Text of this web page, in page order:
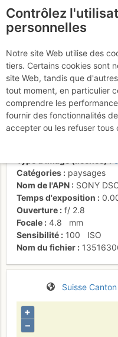
Le
Activités
Date/heure
Catégories
paysages
Nom de l'APN
SONY
Temps d'exposition
Ouverture
f/ 2.8
Focale
4.8
mm
Sensibilité
100
ISO
Nom du fichier
Suisse
+
–
Contrôlez
personnelles
Notre site Web utilise des
tiers. Certains cookies sont
site Web, tandis que
tout moment, en particulier
comprendre les
fournir des fonctionnalités
accepter ou les refuser tous